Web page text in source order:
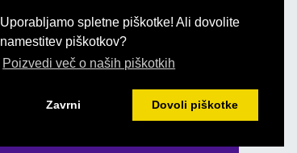
Uporabljamo spletne piškotke! Ali dovolite
namestitev piškotkov?
Poizvedi več o naših piškotkih
Zavrni Dovoli piškotke